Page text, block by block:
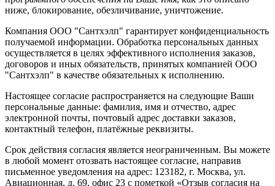
ниже, блокирование, обезличивание, уничтожение.
Компания ООО "Сантхэлп" гарантирует конфиденциальность
получаемой информации. Обработка персональных данных
осуществляется в целях эффективного исполнения заказов,
договоров и иных обязательств, принятых компанией ООО
"Сантхэлп" в качестве обязательных к исполнению.
Настоящее согласие распространяется на следующие Ваши
персональные данные: фамилия, имя и отчество, адрес
электронной почты, почтовый адрес доставки заказов,
контактный телефон, платёжные реквизиты.
Срок действия согласия является неограниченным. Вы можете
в любой момент отозвать настоящее согласие, направив
письменное уведомления на адрес: 123182, г. Москва, ул.
Авиационная, д. 69, офис 23 с пометкой «Отзыв согласия на